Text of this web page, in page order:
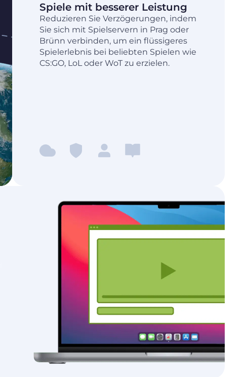
Spiele mit besserer Leistung
Reduzieren Sie Verzögerungen, indem
Sie sich mit Spielservern in Prag oder
Brünn verbinden, um ein flüssigeres
Spielerlebnis bei beliebten Spielen wie
CS:GO, LoL oder WoT zu erzielen.